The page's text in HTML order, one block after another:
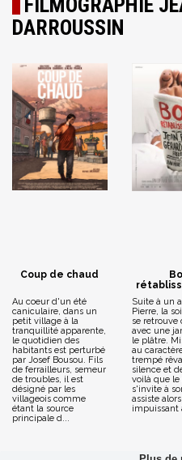
FILMOGRAPHIE
DARROUSSIN
Coup de chaud
Au coeur d'un été
caniculaire, dans un
petit village à la
tranquillité apparente,
le quotidien des
habitants est perturbé
par Josef Bousou. Fils
de ferrailleurs, semeur
de troubles, il est
désigné par les
villageois comme
étant la source
principale d...
Suite à un
Pierre, la
se retrouve
avec une
le plâtre.
au
trempé
silence et
voilà que le
s'invite à
assiste alors
impuissant